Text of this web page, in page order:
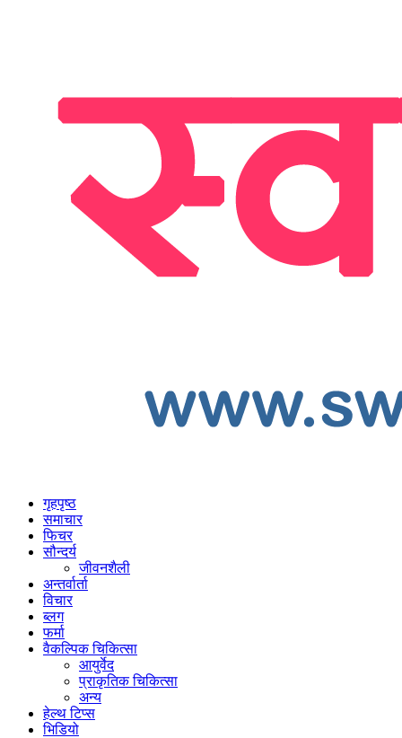
गृहपृष्ठ
समाचार
फिचर
सौन्दर्य
जीवनशैली
अन्तर्वार्ता
विचार
ब्लग
फर्मा
वैकल्पिक चिकित्सा
आयुर्वेद
प्राकृतिक चिकित्सा
अन्य
हेल्थ टिप्स
भिडियो